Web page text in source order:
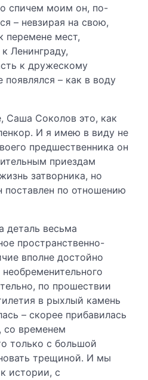
спичем моим он, по-
– невзирая на свою,
перемене мест,
Ленинграду,
к дружескому
– как в воду
Саша Соколов это, как
И я имею в виду не
предшественника он
приездам
затворника, но
поставлен по отношению
деталь весьма
пространственно-
вполне достойно
по прошествии
в рыхлый камень
– скорее прибавилась
со временем
только с большой
трещиной. И мы
истории, с